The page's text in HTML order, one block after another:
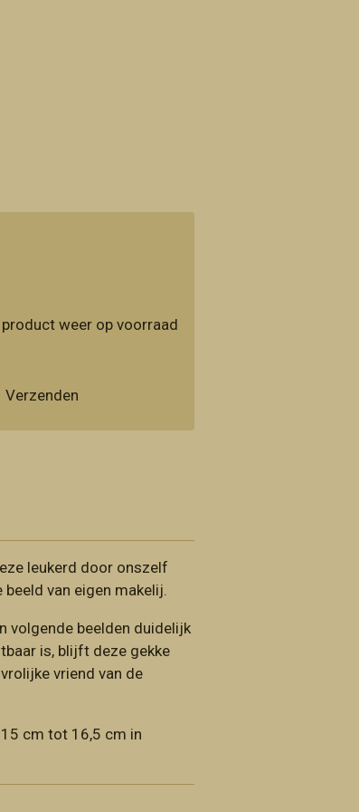
weer op voorraad
Verzenden
leukerd door onszelf
van eigen makelij.
volgende beelden duidelijk
is, blijft deze gekke
vriend van de
cm tot 16,5 cm in